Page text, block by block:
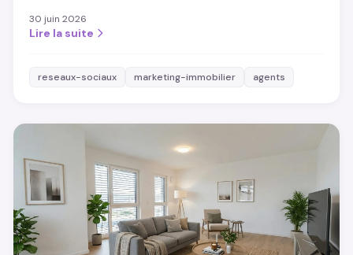
30 juin 2026
Lire la suite
reseaux-sociaux marketing-immobilier agents